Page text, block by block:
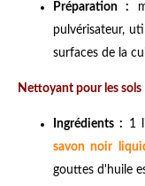
Préparation :
pulvérisateur,
surfaces de la
Nettoyant pour les sols
Ingrédients : 1
savon noir
gouttes d'huile